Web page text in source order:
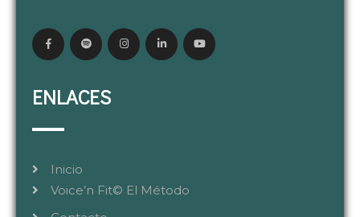
ENLACES
Inicio
Voice’n Fit© El Método